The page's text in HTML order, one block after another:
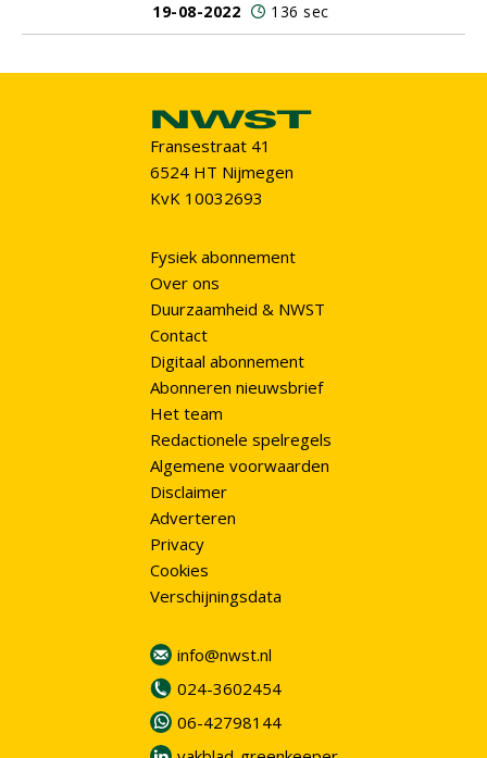
19-08-2022
136 sec
Fransestraat 41
6524 HT Nijmegen
KvK 10032693
Fysiek abonnement
Over ons
Duurzaamheid & NWST
Contact
Digitaal abonnement
Abonneren nieuwsbrief
Het team
Redactionele spelregels
Algemene voorwaarden
Disclaimer
Adverteren
Privacy
Cookies
Verschijningsdata
info@nwst.nl
024-3602454
06-42798144